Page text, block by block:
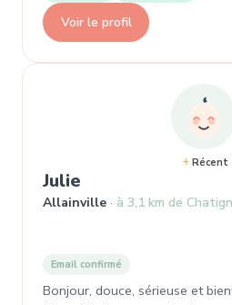
Voir le profil
Récent
Julie , Garde
Allainville à 3,1 km de
Email confirmé
Bonjour, douce, sérieuse et